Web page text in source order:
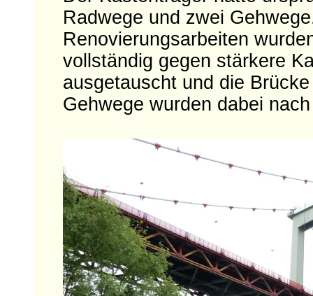
Radwege und zwei
Renovierungsarbeiten
vollständig gegen stärkere
ausgetauscht und die
Gehwege wurden dabei